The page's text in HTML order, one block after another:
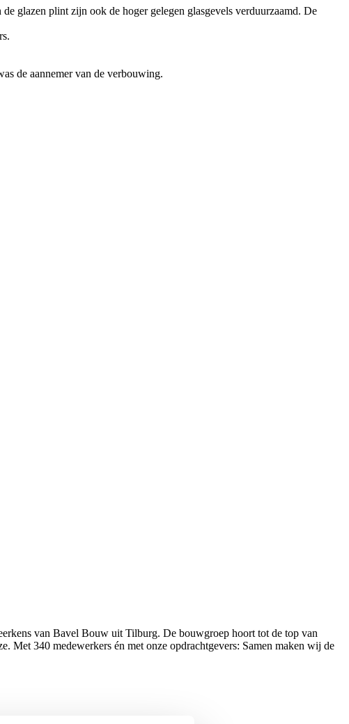
glazen plint zijn ook de hoger gelegen glasgevels verduurzaamd. De
de aannemer van de verbouwing.
van Bavel Bouw uit Tilburg. De bouwgroep hoort tot de top van
340 medewerkers én met onze opdrachtgevers: Samen maken wij de